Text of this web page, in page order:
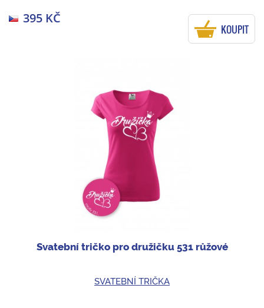
395 KČ
KOUPIT
Svatební tričko pro družičku 531 růžové
SVATEBNÍ TRIČKA